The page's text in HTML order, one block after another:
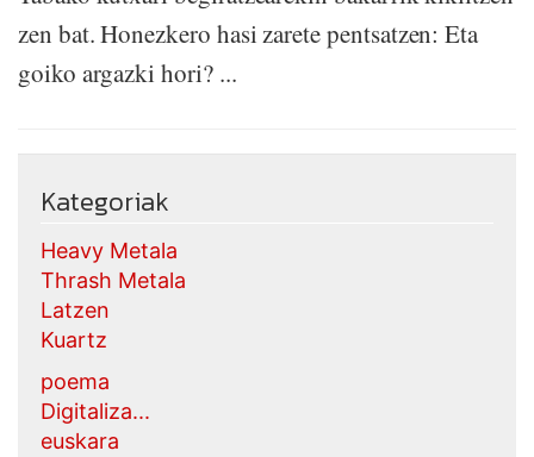
zen bat. Honezkero hasi zarete pentsatzen: Eta
goiko argazki hori? ...
Kategoriak
Heavy Metala
Thrash Metala
Latzen
Kuartz
poema
Digitaliza...
euskara